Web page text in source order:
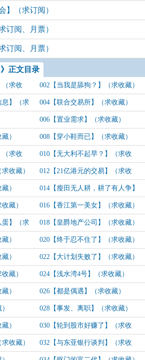
】（求订阅）
订阅、月票）
订阅、月票）
正文目录
（求收 002【当我是舔狗？】（求收藏）
息】（求 004【联合交易所】（求收藏）
006【置业需求】（求收藏）
） 008【穿小鞋而已】（求收藏）
（求收 010【无大利不起早？】（求收
藏）
收藏） 012【21亿港元的交易】（求收
藏）
） 014【瘦田无人耕，耕了有人争】
（求收藏）
藏） 016【香江第一美女】（求收藏）
蛋】（求 018【皇爵地产公司】（求收藏）
） 020【终于忍不住了】（求收藏）
） 022【大计划失败了】（求收藏）
藏） 024【浅水湾4号】（求收藏）
） 026【都是偶遇】（求收藏）
028【事发、离职】（求收藏）
） 030【轮到股市好赚了】（求收
藏）
收藏） 032【与东亚银行谈判】（求收